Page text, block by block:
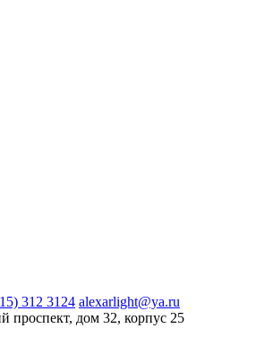
312 3124 alexarlight@ya.ru
проспект, дом 32, корпус 25